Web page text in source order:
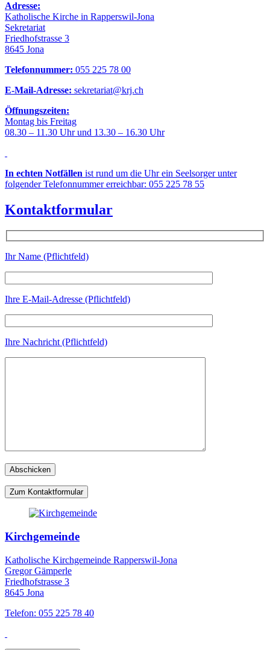
Adresse:
Katholische Kirche in Rapperswil-Jona
Sekretariat
Friedhofstrasse 3
8645 Jona
Telefonnummer: 055 225 78 00
E-Mail-Adresse: sekretariat@krj.ch
Öffnungszeiten:
Montag bis Freitag
08.30 – 11.30 Uhr und 13.30 – 16.30 Uhr
In echten Notfällen ist rund um die Uhr ein Seelsorger unter
folgender Telefonnummer erreichbar: 055 225 78 55
Kontaktformular
Ihr Name (Pflichtfeld)
Ihre E-Mail-Adresse (Pflichtfeld)
Ihre Nachricht (Pflichtfeld)
Zum Kontaktformular
Kirchgemeinde
Katholische Kirchgemeinde Rapperswil-Jona
Gregor Gämperle
Friedhofstrasse 3
8645 Jona
Telefon: 055 225 78 40